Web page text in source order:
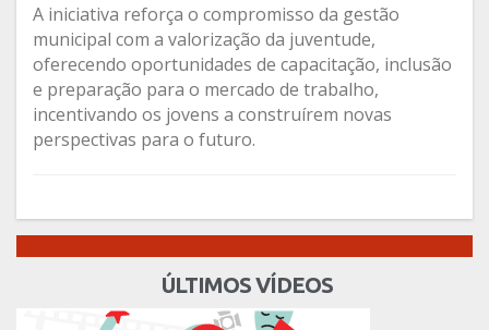
A iniciativa reforça o compromisso da gestão
municipal com a valorização da juventude,
oferecendo oportunidades de capacitação, inclusão
e preparação para o mercado de trabalho,
incentivando os jovens a construírem novas
perspectivas para o futuro.
ÚLTIMOS VÍDEOS